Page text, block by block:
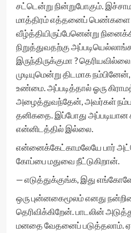
சட்டென்று நின்றுபோகும்.
மாத்திரம் எத்தனைப் பெண்களை
வீழ்த்தியிருப்பேனென்று
நிறுத்துவதற்கு
இருந்திருக்குமா ?
முடியுமென்று திடமாக
உண்மை. அப்படித்தால் ஓரு
அழைத்துவந்தேன், அவர்கள்
தனிகதை. இப்போது அப்படியான
என்னிடத்தில் இல்லை.
என்னைக்கேட்காமலேயே பார்
கோப்பை மதுவை நீட்டுகிறான்.
— எடுத்துக்குங்க, இது
ஒரு புன்னகைமூலம் எனது
தெரிவிக்கிறேன். பாடலின்
மனதை வேதனைப் படுத்தலாம்.